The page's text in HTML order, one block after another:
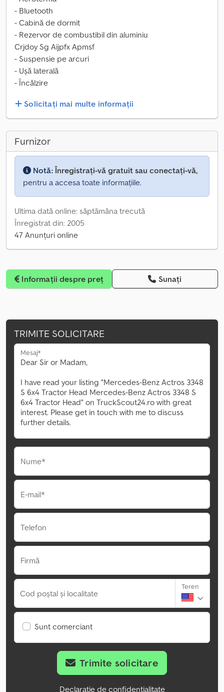
- Bluetooth
- Cabină de dormit
- Rezervor de combustibil din aluminiu
Crjdoy Sg Aijpfx Apmsf
- Suspensie pe arcuri
- Ușă laterală
- Încălzire
Solicitați mai multe informații
Furnizor
Notă:Înregistrați-vă gratuit sau conectați-vă,
pentru a accesa toate informațiile.
Ultima dată online: săptămâna trecută
Înregistrat din: 2005
47 Anunțuri online
Informații despre preț Sunați
TRIMITE SOLICITARE
Mesaj*
Nume*
E-mail*
Telefon
Firmă
Cod poștal și localitate
Teren
Sunt comerciant
Trimite solicitare
Declarație de confidențialitate